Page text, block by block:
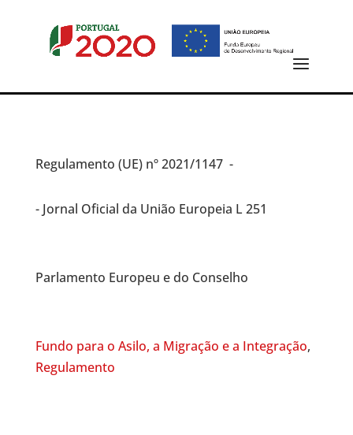
Regulamento (UE) nº 2021/1147 -
- Jornal Oficial da União Europeia L 251
Parlamento Europeu e do Conselho
Fundo para o Asilo, a Migração e a Integração,
Regulamento